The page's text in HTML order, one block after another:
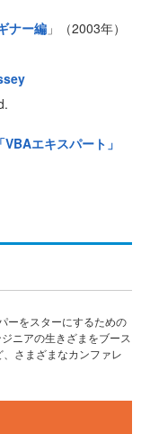
ナー編 」（2003年）
エキスパート」
ーをスターにするための
ニアの生きざまをブース
さまざまなカンファレ